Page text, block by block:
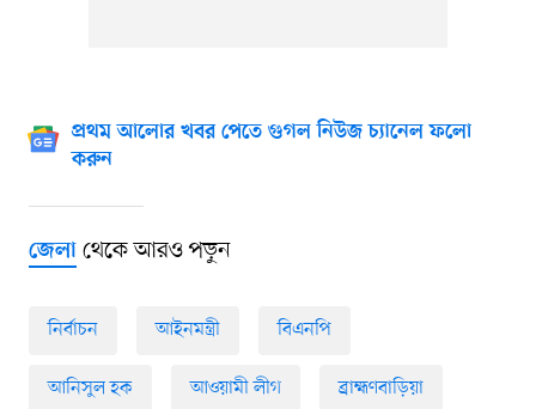
প্রথম আলোর খবর পেতে গুগল নিউজ চ্যানেল ফলো
করুন
জেলাথেকে আরও পড়ুন
নির্বাচন আইনমন্ত্রী বিএনপি
আনিসুল হক আওয়ামী লীগ ব্রাহ্মণবাড়িয়া